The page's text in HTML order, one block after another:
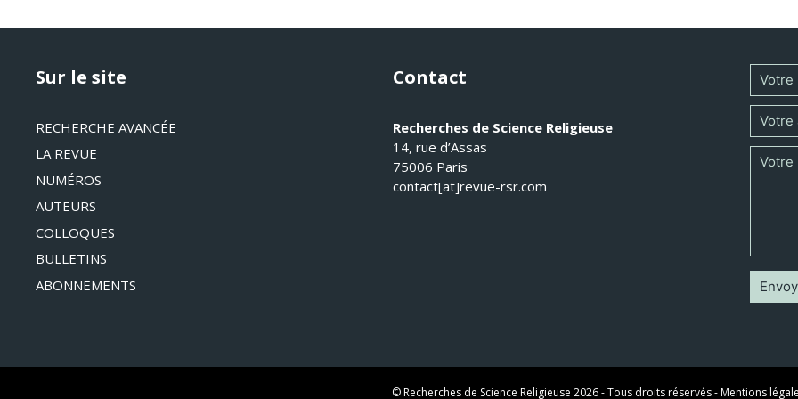
Sur le site
RECHERCHE AVANCÉE
LA REVUE
NUMÉROS
AUTEURS
COLLOQUES
BULLETINS
ABONNEMENTS
Contact
Recherches de Science Religieuse
14, rue d’Assas
75006 Paris
contact[at]revue-rsr.com
© Recherches de Science Religieuse 2026 - Tous droits réservés -Mentions